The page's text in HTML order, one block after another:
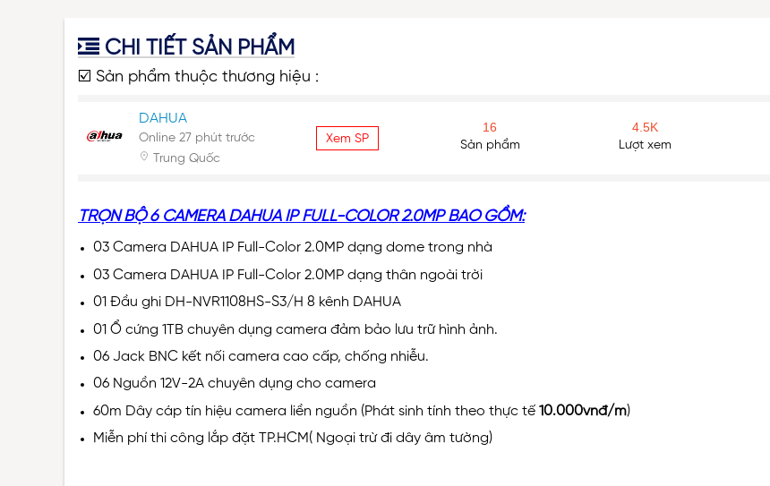
CHI TIẾT SẢN PHẨM
☑️ Sản phẩm thuộc thương hiệu :
DAHUA
Online 27 phút trước
Trung Quốc
Xem SP
16
Sản phẩm
4.5K
Lượt xem
TRỌN BỘ 6 CAMERA DAHUA IP FULL-COLOR 2.0MP BAO GỒM:
03 Camera DAHUA IP Full-Color 2.0MP dạng dome trong nhà
03 Camera DAHUA IP Full-Color 2.0MP dạng thân ngoài trời
01 Đầu ghi DH-NVR1108HS-S3/H 8 kênh DAHUA
01 Ổ cứng 1TB chuyên dụng camera đảm bảo lưu trữ hình ảnh.
06 Jack BNC kết nối camera cao cấp, chống nhiễu.
06 Nguồn 12V-2A chuyên dụng cho camera
60m Dây cáp tín hiệu camera liền nguồn (Phát sinh tính theo thực tế 10.000vnđ/m)
Miễn phí thi công lắp đặt TP.HCM( Ngoại trừ đi dây âm tường)